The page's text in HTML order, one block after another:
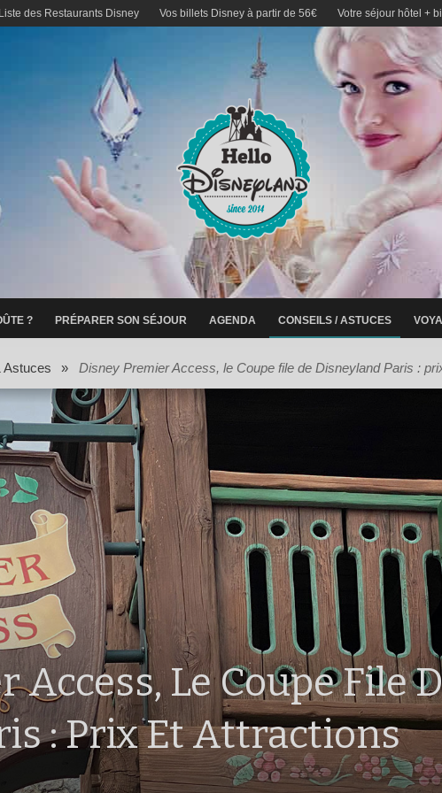
Liste des Restaurants Disney Vos billets Disney à partir de 56€ Votre séjour hôtel +
? PRÉPARER SON SÉJOUR AGENDA CONSEILS / ASTUCES
Astuces » Disney Premier Access, le Coupe file de Disneyland Paris :
Le Coupe File
: Prix Et Attractions